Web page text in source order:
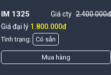
IM 1325 Giá cty 2.400.000đ
Giá đại lý 1.800.000đ
Tình trạng: Có sẳn
Mua hàng